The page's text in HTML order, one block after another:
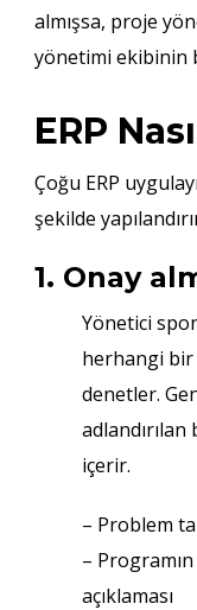
almışsa, proje
yönetimi ekibinin
ERP
Çoğu ERP
şekilde
1. Onay
Yönetici
herhangi bir
denetler.
içerir.
– Problem
– Programın
açıklaması